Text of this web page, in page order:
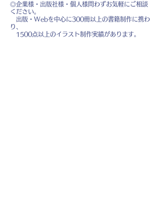
◎企業様・出版社様・個人様問わずお気軽にご相談
ください。
出版・Webを中心に300冊以上の書籍制作に携わ
り、
1500点以上のイラスト制作実績があります。